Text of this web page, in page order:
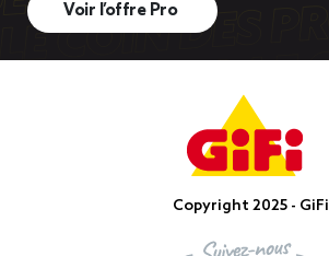
Voir l’offre Pro
Copyright 2025 - GiFi